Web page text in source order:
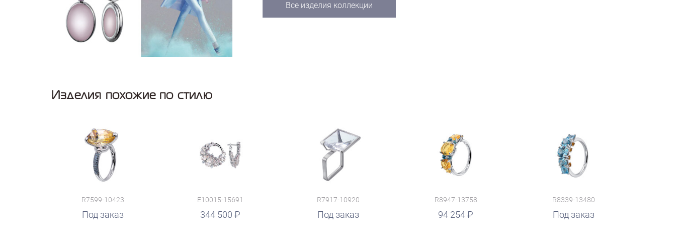
Все изделия коллекции
Изделия похожие по стилю
R7599-10423
Под заказ
E10015-15691
344 500
руб.
R7917-10920
Под заказ
R8947-13758
94 254
руб.
R8339-13480
Под заказ